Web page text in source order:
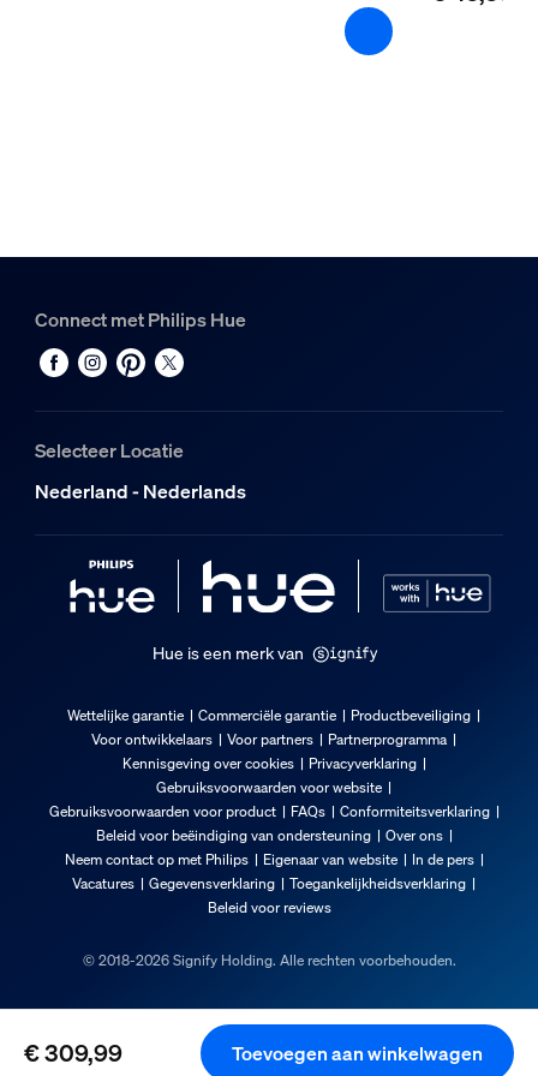
€ 309,99 Toevoegen aan winkelwagen
Type
Afmetingen en gewicht verpakking
EAN/UPC - product
8718696176528
3,77 kg
Brutogewicht
4,68 kg
Hoogte
502 mm
Breedte
Materiaalnummer (12NC)
915005997501
Afmetingen en gewicht van product
Totale hoogte
425 mm
Connect met Philips Hue
Selecteer Locatie
Nederland - Nederlands
Hue is een merk van
Wettelijke garantie Commerciële garantie
Productbeveiliging
Voor ontwikkelaars
Voor partners
Partnerprogramma
Kennisgeving over cookies
Privacyverklaring
Gebruiksvoorwaarden voor website
Gebruiksvoorwaarden voor product
FAQs
Conformiteitsverklaring
Beleid voor beëindiging van ondersteuning
Over ons
Neem contact op met Philips
Eigenaar van website
In de pers
Vacatures
Gegevensverklaring
Toegankelijkheidsverklaring
Beleid voor reviews
© 2018-2026 Signify Holding. Alle rechten voorbehouden.